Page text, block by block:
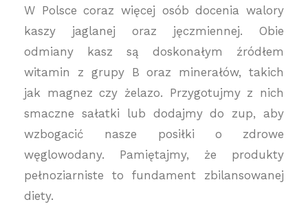
W Polsce coraz więcej osób docenia walory
kaszy jaglanej oraz jęczmiennej. Obie
odmiany kasz są doskonałym źródłem
witamin z grupy B oraz minerałów, takich
jak magnez czy żelazo. Przygotujmy z nich
smaczne sałatki lub dodajmy do zup, aby
wzbogacić nasze posiłki o zdrowe
węglowodany. Pamiętajmy, że produkty
pełnoziarniste to fundament zbilansowanej
diety.